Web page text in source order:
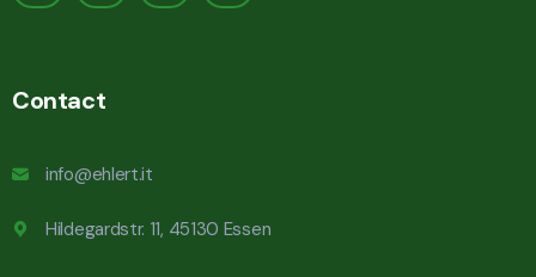
Contact
info@ehlert.it
Hildegardstr. 11, 45130 Essen